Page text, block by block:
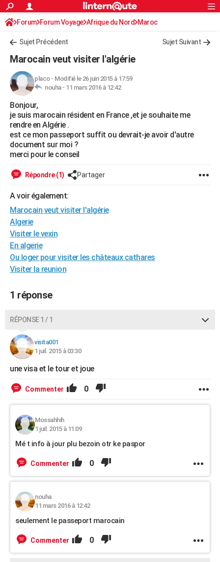
ACTUALITÉS
Politique
Société
Faits Divers
Education
Monde
Villes
+
FINANCE
Retraite
Impôts
Epargne
Immobilier
Risques naturels par ville
Banque
Assurance
Crédit
AUTO
Essais
Réserver un essai
Citadines
Berlines
SUV
Forum auto
+HIGH-TECH
Mobiles
Meilleur smartphone
Internet
Ordinateurs
Jeux vidéo
Guide high-tech
+BRICOLAGE
Forum
Aménagement intérieur
Extérieur
Cuisine
Salle de bains
Jardinage
Rangement
WEEK-END
Guides de France
Escapades
Patrimoine
Expositions
Musées
Week-end nature
LIFESTYLE
SANTE
Alimentation
Guide de la santé
Maladies
Médicaments
Sommeil
VOYAGE
Destinations
City break
Voyage nature
Voyage de noces
Forum
Climat
+PHOTO
GUIDES D'ACHAT
BONS PLANS
CARTE DE VOEUX
COPAINS D'AVANT
S'inscrire
Se connecter
Lycées
Collèges
Primaires
Universités
Entreprises
Service militaire
Avis de recherche
AVIS DE DÉCÈS
FORUM
S'inscrire
Connexion
Forum Forum Voyage Afrique du Nord Maroc
Sujet Précédent Sujet Suivant
Marocain veut visiter l'algérie
placo- Modifié le 26 juin 2015 à 17:59
nouha - 11 mars 2016 à 12:42
Bonjour,
je suis marocain résident en France ,et je souhaite me
rendre en Algérie .
est ce mon passeport suffit ou devrait-je avoir d'autre
document sur moi ?
merci pour le conseil
Répondre (1) Partager
A voir également:
Marocain veut visiter l'algérie
Algerie
Visiter le vexin
En algerie
Ou loger pour visiter les châteaux cathares
Visiter la reunion
1 réponse
RÉPONSE 1 / 1
visita001
1 juil. 2015 à 03:30
une visa et le tour et joue
Commenter 0
Mossahhih
1 juil. 2015 à 11:09
Mé t info à jour plu bezoin otr ke paspor
Commenter 0
nouha
11 mars 2016 à 12:42
seulement le passeport marocain
Commenter 0